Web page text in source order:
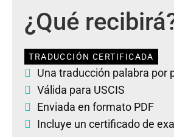
¿Qué
TRADUCCIÓN CERTIFICADA
Una traducción palabra por
Válida para USCIS
Enviada en formato PDF
Incluye un certificado de